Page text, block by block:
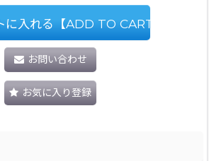
に入れる【ADD TO CART】
お問い合わせ
お気に入り登録